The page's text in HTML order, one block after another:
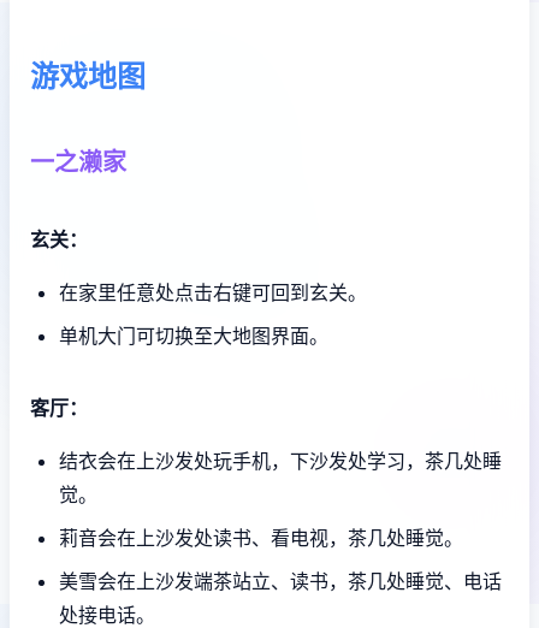
游戏地图
一之濑家
玄关：
在家里任意处点击右键可回到玄关。
单机大门可切换至大地图界面。
客厅：
结衣会在上沙发处玩手机，下沙发处学习，茶几处睡
觉。
莉音会在上沙发处读书、看电视，茶几处睡觉。
美雪会在上沙发端茶站立、读书，茶几处睡觉、电话
处接电话。